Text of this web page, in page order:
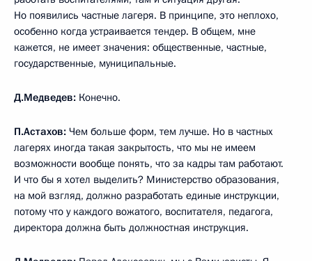
Но появились частные лагеря. В принципе, это неплохо,
особенно когда устраивается тендер. В общем, мне
кажется, не имеет значения: общественные, частные,
государственные, муниципальные.
Д.Медведев: Конечно.
П.Астахов: Чем больше форм, тем лучше. Но в частных
лагерях иногда такая закрытость, что мы не имеем
возможности вообще понять, что за кадры там работают.
И что бы я хотел выделить? Министерство образования,
на мой взгляд, должно разработать единые инструкции,
потому что у каждого вожатого, воспитателя, педагога,
директора должна быть должностная инструкция.